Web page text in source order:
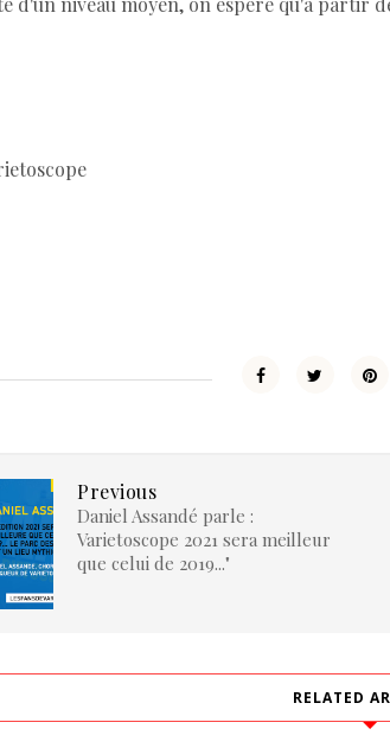
Previous
Daniel Assandé parle :
Varietoscope 2021 sera meilleur
que celui de 2019..."
RELATED